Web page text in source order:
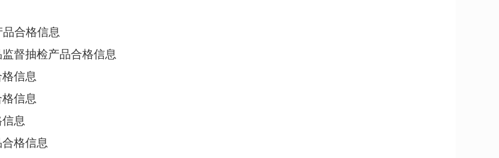
合格信息
督抽检产品合格信息
信息
信息
息
格信息